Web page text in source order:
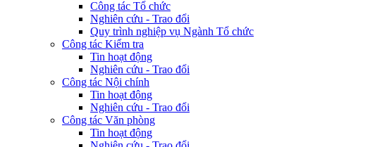
Công tác Tổ chức
Nghiên cứu - Trao đổi
Quy trình nghiệp vụ Ngành Tổ chức
Công tác Kiểm tra
Tin hoạt động
Nghiên cứu - Trao đổi
Công tác Nội chính
Tin hoạt động
Nghiên cứu - Trao đổi
Công tác Văn phòng
Tin hoạt động